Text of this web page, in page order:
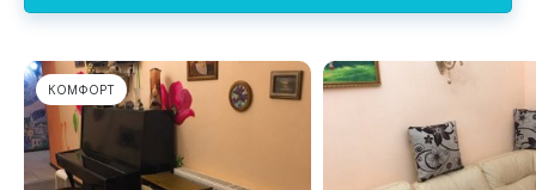
КОМФОРТ